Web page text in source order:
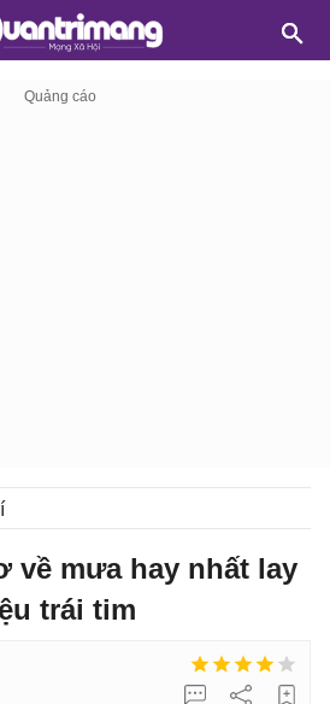
về mưa hay nhất lay
trái tim